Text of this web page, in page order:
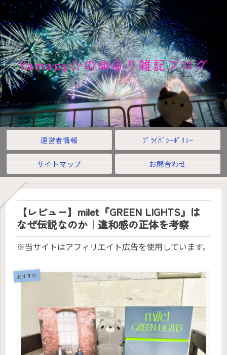
Yamapy☆のゆるり雑記ブログ
運営者情報 ﾌﾟﾗｲﾊﾞｼｰﾎﾟﾘｼｰ
サイトマップ お問合わせ
【レビュー】milet『GREEN LIGHTS』は
なぜ伝説なのか｜違和感の正体を考察
※当サイトはアフィリエイト広告を使用しています。
おすすめ